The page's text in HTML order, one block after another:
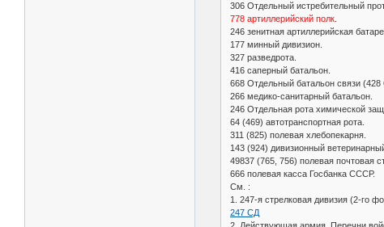
306 Отдельный истребительный
778 артиллерийский полк.
246 зенитная артиллерийская
177 минный дивизион.
327 разведрота.
416 саперный батальон.
668 Отдельный батальон связи (428
266 медико-санитарный батальон.
246 Отдельная рота химической
64 (469) автотранспортная рота.
311 (825) полевая хлебопекарня.
143 (924) дивизионный
49837 (765, 756) полевая почтовая
666 полевая касса Госбанка СССР.
См. :
1. 247-я стрелковая дивизия (2-го
247 СД